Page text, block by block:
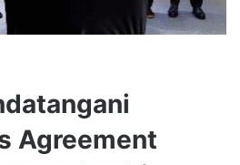
Agreement